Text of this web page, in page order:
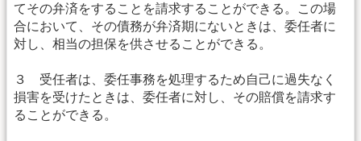
てその弁済をすることを請求することができる。この場
合において、その債務が弁済期にないときは、委任者に
対し、相当の担保を供させることができる。
３ 受任者は、委任事務を処理するため自己に過失なく
損害を受けたときは、委任者に対し、その賠償を請求す
ることができる。